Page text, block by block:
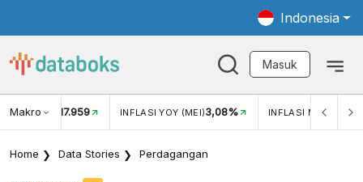
Indonesia
Masuk
Makro
USD/IDR 17.959 INFLASI YOY (MEI)3,08% INFLASI MOM (MEI)
Home Data Stories Perdagangan